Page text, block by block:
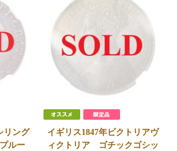
ング
ルー
イギリス1847年ビクトリアヴ
ィクトリア ゴチックゴシッ